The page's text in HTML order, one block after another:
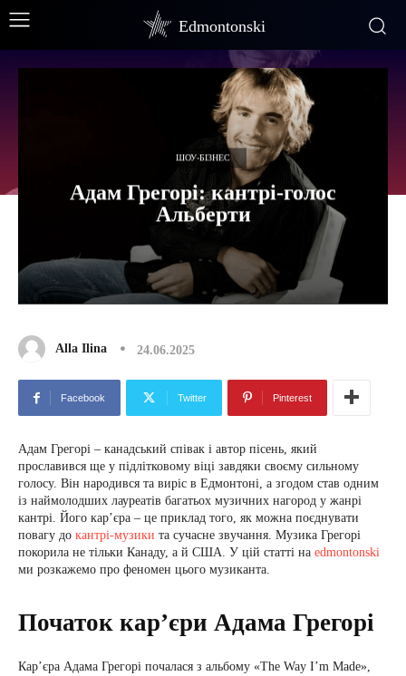
Edmontonski
ШОУ-БІЗНЕС
Адам Грегорі: кантрі-голос
Альберти
Alla Ilina 24.06.2025
Facebook Twitter Pinterest
Адам Грегорі – канадський співак і автор пісень, який
прославився ще у підлітковому віці завдяки своєму сильному
голосу. Він народився та виріс в Едмонтоні, а згодом став одним
із наймолодших лауреатів багатьох музичних нагород у жанрі
кантрі. Його кар’єра – це приклад того, як можна поєднувати
повагу до кантрі-музики та сучасне звучання. Музика Грегорі
покорила не тільки Канаду, а й США. У цій статті на edmontonski
ми розкажемо про феномен цього музиканта.
Початок кар’єри Адама Грегорі
Кар’єра Адама Грегорі почалася з альбому «The Way I’m Made»,